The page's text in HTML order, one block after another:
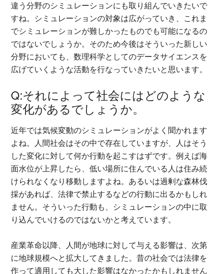
違う分野のシミュレーションにも取り組んでいきたいで
すね。シミュレーションの対象は広がっていき、これま
でシミュレーションが難しかったものでも可能になるの
ではないでしょうか。そのため今後はそういった新しい
分野においても、数理科学としてのデータサイエンスを
広げていくような活動を行なっていきたいと思います。
Q:それによって社会にはどのような
変化があるでしょうか。
近年では気候変動のシミュレーションがよく聞かれます
よね。人間社会はその中で存在していますが、人はそう
した変化に対して何か行動を起こすはずです。例えば海
面水位が上昇したら、低い場所に住んでいる人は住み続
けられなくなり移動しますよね。あるいは過剰な森林伐
採があれば、法律で禁止するなどの行動に出るかもしれ
ません。そういった行動も、シミュレーションの中に取
り込んでいけるのではないかと考えています。
産業革命以降、人間が地球に対して与える影響は、次第
に地球規模へと拡大してきました。昔の社会では法律を
作って適用しても大した影響はなかったかもしれません